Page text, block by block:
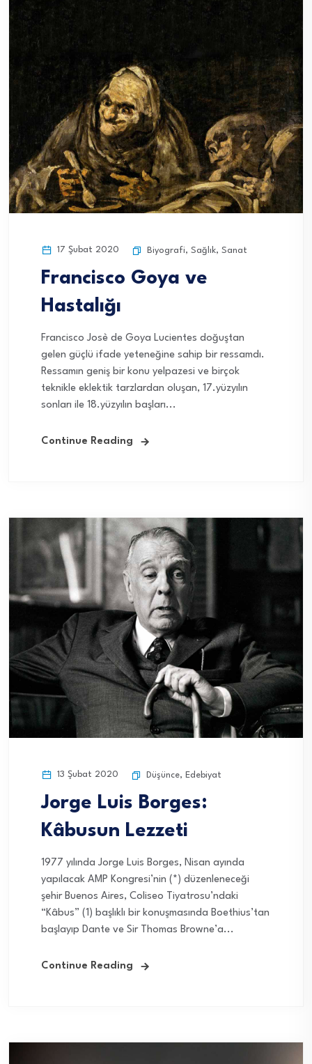
17 Şubat 2020 Biyografi, Sağlık, Sanat
Francisco Goya ve
Hastalığı
Francisco Josè de Goya Lucientes doğuştan
gelen güçlü ifade yeteneğine sahip bir ressamdı.
Ressamın geniş bir konu yelpazesi ve birçok
teknikle eklektik tarzlardan oluşan, 17.yüzyılın
sonları ile 18.yüzyılın başları...
Continue Reading
13 Şubat 2020 Düşünce, Edebiyat
Jorge Luis Borges:
Kâbusun Lezzeti
1977 yılında Jorge Luis Borges, Nisan ayında
yapılacak AMP Kongresi’nin (*) düzenleneceği
şehir Buenos Aires, Coliseo Tiyatrosu’ndaki
“Kâbus” (1) başlıklı bir konuşmasında Boethius’tan
başlayıp Dante ve Sir Thomas Browne’a...
Continue Reading